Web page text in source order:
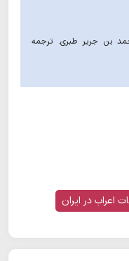
بن جریر طبری. ترجمه
اعراب در ایران